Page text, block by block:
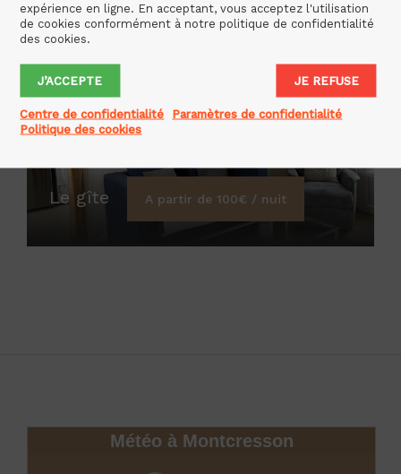
Le gîte A partir de 100€ / nuit
Météo à Montcresson
expérience en ligne. En acceptant, vous acceptez l'utilisation
de cookies conformément à notre politique de confidentialité
des cookies.
J’ACCEPTE JE REFUSE
Centre de confidentialité
Paramètres de confidentialité
Politique des cookies